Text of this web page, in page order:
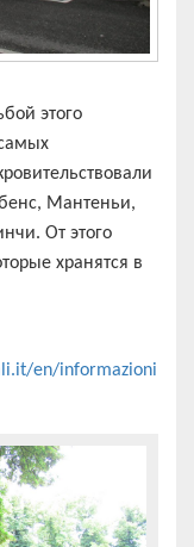
этого
Мантеньи,
От этого
хранятся в
en/informazioni